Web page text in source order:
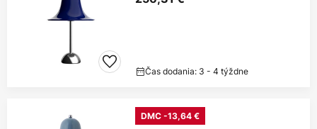
Čas dodania: 3 - 4 týždne
DMC -13,64 €